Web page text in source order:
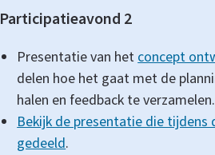
Participatieavond 2
Presentatie van hetconcept
delen hoe het gaat met de
halen en feedback te verzamelen.
Bekijk de presentatie die
gedeeld.